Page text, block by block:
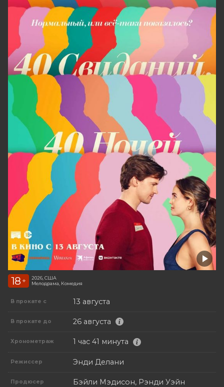
18 +
2026, США
Мелодрама, Комедия
В прокате с 13 августа
В прокате до 26 августа
Хронометраж 1 час 41 минута
Режиссер Энди Делани
Продюсер Бэйли Мэдисон, Рэнди Уэйн